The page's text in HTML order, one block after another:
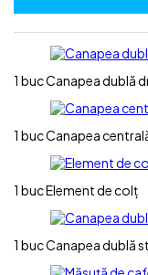
1 bucCanapea dublă
1 bucCanapea
1 bucElement de colț
1 bucCanapea dublă